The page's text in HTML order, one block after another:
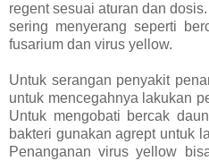
regent sesuai aturan dan
sering menyerang seperti
fusarium dan virus yellow.
Untuk serangan penyakit
untuk mencegahnya lakukan
Untuk mengobati bercak
bakteri gunakan agrept untuk
Penanganan virus yellow